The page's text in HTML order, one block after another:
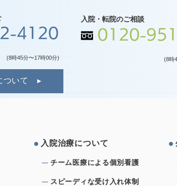
4120
(8時45分〜17時00分)
入院・転院のご相談
0120-
(8時
ついて
⼊院治療について
チーム医療による個別看護
スピーディな受け⼊れ体制